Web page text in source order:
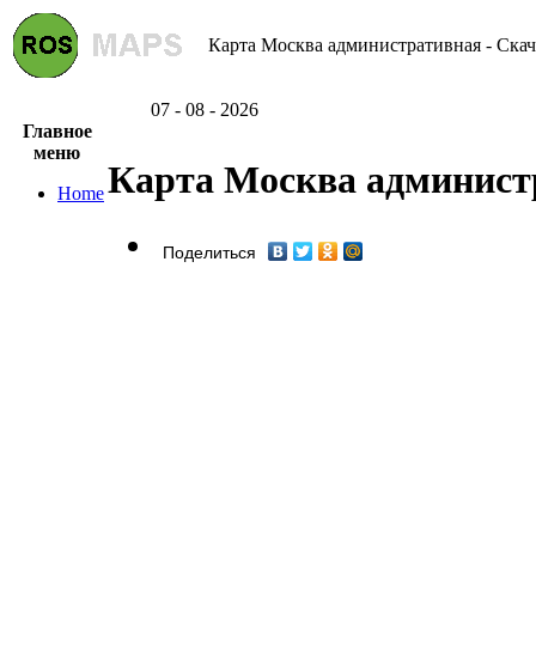
Карта Москва административная -
07 - 08 - 2026
Главное
меню
HomeКарта Москва
Поделиться